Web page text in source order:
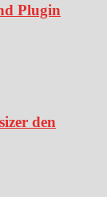
Plugin
den